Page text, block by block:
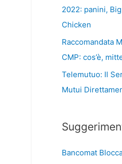
2022: panini,
Chicken
Raccomandata
CMP: cos’è,
Telemutuo: Il
Mutui
Bancomat